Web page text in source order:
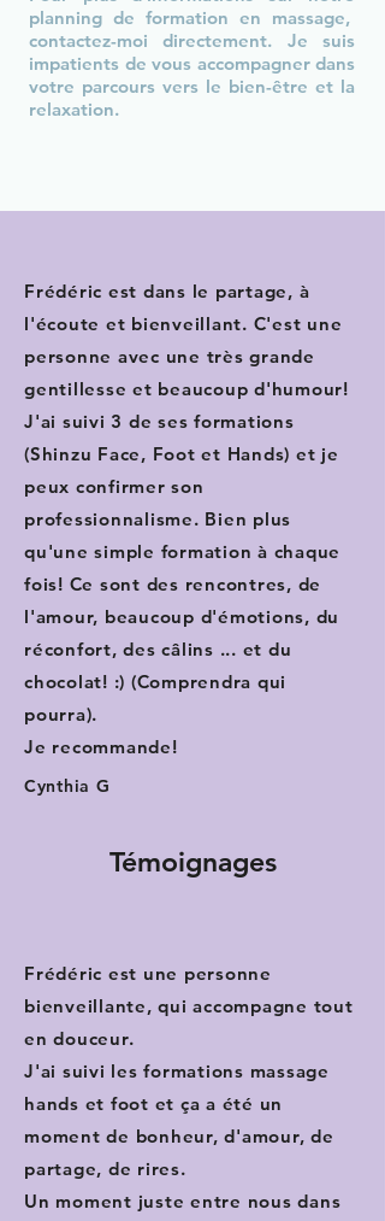
planning de formation en massage,
contactez-moi directement. Je suis
impatients de vous accompagner dans
votre parcours vers le bien-être et la
relaxation.
Frédéric est dans le partage, à
l'écoute et bienveillant. C'est une
personne avec une très grande
gentillesse et beaucoup d'humour!
J'ai suivi 3 de ses formations
(Shinzu Face, Foot et Hands) et je
peux confirmer son
professionnalisme. Bien plus
qu'une simple formation à chaque
fois! Ce sont des rencontres, de
l'amour, beaucoup d'émotions, du
réconfort, des câlins ... et du
chocolat! :) (Comprendra qui
pourra).
Je recommande!
Cynthia G
Témoignages
Frédéric est une personne
bienveillante, qui accompagne tout
en douceur.
J'ai suivi les formations massage
hands et foot et ça a été un
moment de bonheur, d'amour, de
partage, de rires.
Un moment juste entre nous dans